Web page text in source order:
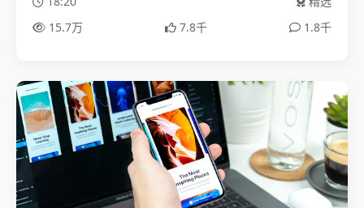
15.7万
7.8千 1.8千